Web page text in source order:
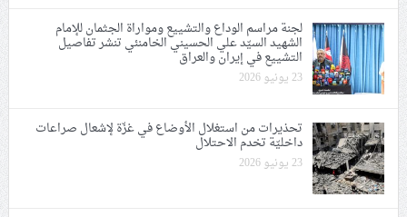
لجنة مراسم الوداع والتشييع ومواراة الجثمان للإمام
الشهيد السيّد علي الحسيني الخامنئي تنشر تفاصيل
التشييع في إيران والعراق
23 يونيو 2026
تحذيرات من استغلال الأوضاع في غزّة لإشعال صراعات
داخليّة تخدم الاحتلال
23 يونيو 2026